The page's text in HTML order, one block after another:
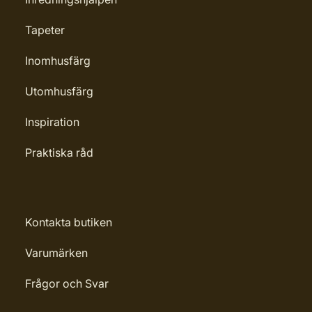
Tapeter
Inomhusfärg
Utomhusfärg
Inspiration
Praktiska råd
Kontakta butiken
Varumärken
Frågor och Svar